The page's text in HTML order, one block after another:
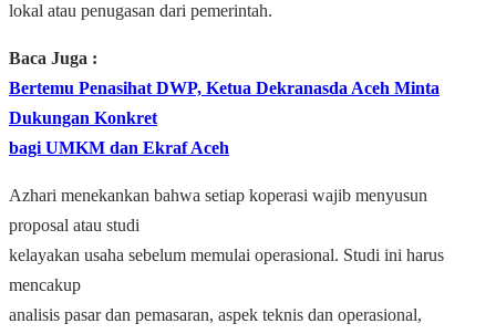
lokal atau penugasan dari pemerintah.
Baca Juga :
Bertemu Penasihat DWP, Ketua Dekranasda Aceh Minta
Dukungan Konkret
bagi UMKM dan Ekraf Aceh
Azhari menekankan bahwa setiap koperasi wajib menyusun
proposal atau studi
kelayakan usaha sebelum memulai operasional. Studi ini harus
mencakup
analisis pasar dan pemasaran, aspek teknis dan operasional,